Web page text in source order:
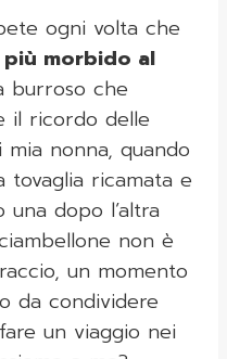
ogni volta che
più morbido al
burroso che
il ricordo delle
nonna, quando
tovaglia ricamata e
dopo l’altra
non è
un momento
da condividere
un viaggio nei